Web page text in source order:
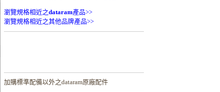
瀏覽規格相近之dataram產品>>
瀏覽規格相近之其他品牌產品>>
加購標準配備以外之dataram原廠配件